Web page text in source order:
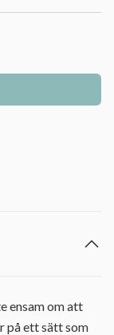
ensam om att
på ett sätt som